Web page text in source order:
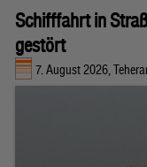
Schifffahrt in
gestört
7. August 2026,